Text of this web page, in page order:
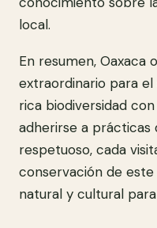
local.
En resumen, Oaxaca
extraordinario para
rica biodiversidad
adherirse a
respetuoso, cada
conservación de
natural y cultural